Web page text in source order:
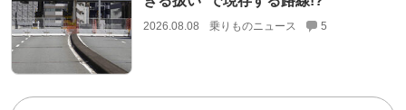
2026.08.08 乗りものニュース 5